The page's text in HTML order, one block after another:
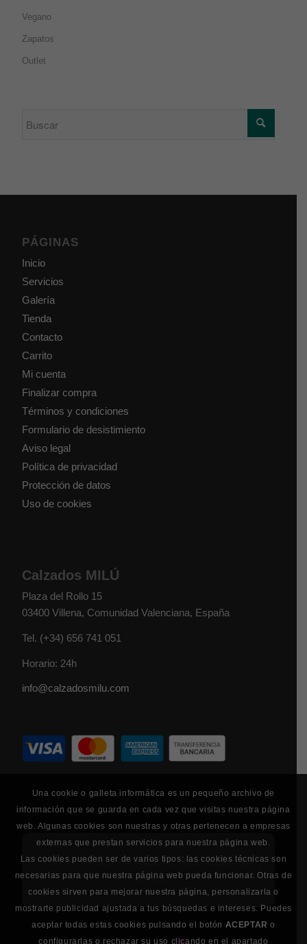
Vegano
Zapatos
Outlet
PÁGINAS
Inicio
Servicios
Galería
Tienda
Contacto
Carrito
Mi cuenta
Finalizar compra
Términos y condiciones
Formulario de desistimiento
Aviso legal
Política de privacidad
Protección de datos
Uso de cookies
Calzados MILÚ
Plaza del Rollo 15
03400 Villena, Comunidad Valenciana, España
Tel. (+34) 656 741 051
Horario: 24h
info@calzadosmilu.com
Para la correcta visualización, debe aceptar las
cookies.
Una cookie o galleta informática es un pequeño archivo de
información que se guarda en cada vez que visitas nuestra página
web. Algunas cookies son nuestras y otras pertenecen a empresas
externas que prestan servicios para nuestra página web.
Las cookies pueden ser de varios tipos: las cookies técnicas son
necesarias para que nuestra página web pueda funcionar. Otras de
cookies sirven para mejorar nuestra página, personalizarla o
mostrarte publicidad ajustada a tus búsquedas e intereses. Puedes
aceptar todas estas cookies pulsando el botón ACEPTAR o
configurarlas o rechazar su uso clicando en el apartado